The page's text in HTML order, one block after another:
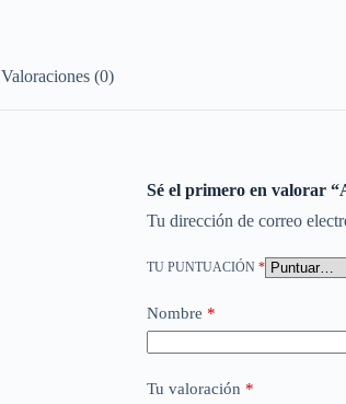
Valoraciones (0)
Sé el primero en valorar
Tu dirección de correo
TU PUNTUACIÓN *
Nombre *
Tu valoración *